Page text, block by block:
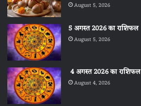
August 5, 2026
5 अगस्त 2026 का राशिफल
August 5, 2026
4 अगस्त 2026 का राशिफल
August 4, 2026